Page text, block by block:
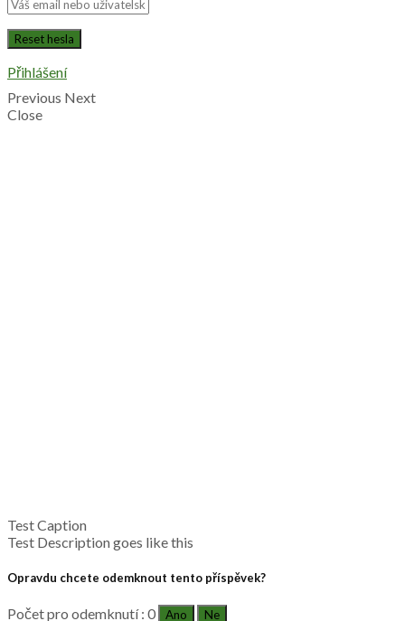
Přihlášení
Previous Next
Close
Test Caption
Test Description goes like this
Opravdu chcete odemknout tento příspěvek?
Počet pro odemknutí : 0 Ano Ne